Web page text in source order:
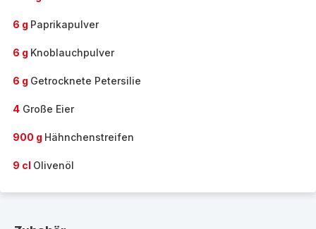
6 g Paprikapulver
6 g Knoblauchpulver
6 g Getrocknete Petersilie
4 Große Eier
900 g Hähnchenstreifen
9 cl Olivenöl